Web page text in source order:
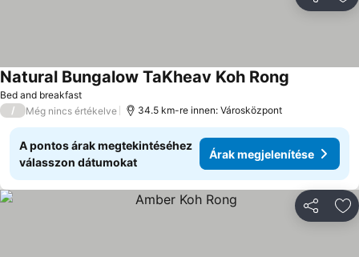
Bed and breakfast
Natural Bungalow TaKheav Koh Rong
/ Még nincs értékelve 34.5 km-re innen: Városközpont
A pontos árak megtekintéséhez
válasszon dátumokat
Árak megjelenítése